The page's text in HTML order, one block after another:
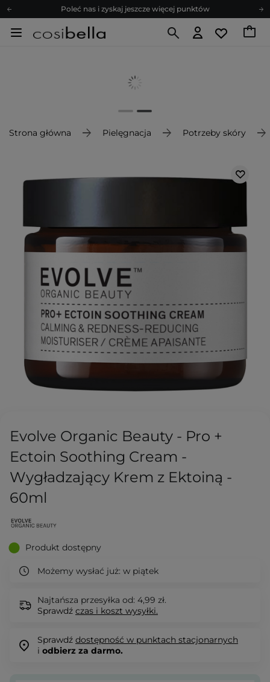
Poleć nas i zyskaj jeszcze więcej punktów
Zapisz się na newsletter pełen porad
Poleć nas i zyskaj jeszcze więcej punktów
Strona główna Pielęgnacja Potrzeby skóry
Evolve Organic Beauty - Pro +
Ectoin Soothing Cream -
Wygładzający Krem z Ektoiną -
60ml
Produkt dostępny
Możemy wysłać już: w piątek
Najtańsza przesyłka od: 4,99 zł.
Sprawdź czas i koszt wysyłki.
Sprawdź dostępność w punktach stacjonarnych
i odbierz za darmo.